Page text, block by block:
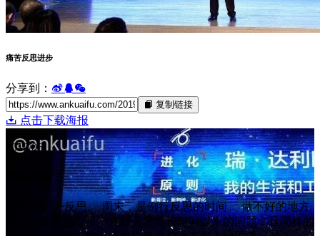
痛苦反思进步
分享到：
复制链接
点击下载海报
2019/06
痛苦反思进步
进步=痛苦+反思。 周末，是例行反思的时间。 做不好的地方
是，每次反思似乎一直掉入非常长时间以来的问题，且同样的